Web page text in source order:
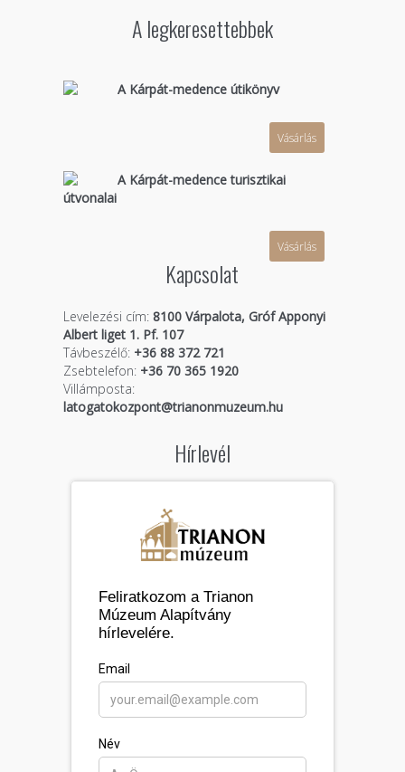
A legkeresettebbek
A Kárpát-medence útikönyv
Vásárlás
A Kárpát-medence turisztikai
útvonalai
Vásárlás
Kapcsolat
Levelezési cím: 8100 Várpalota, Gróf Apponyi
Albert liget 1. Pf. 107
Távbeszélő:+36 88 372 721
Zsebtelefon:+36 70 365 1920
Villámposta:
latogatokozpont@trianonmuzeum.hu
Hírlevél